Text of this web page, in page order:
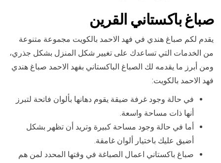
صباغ باكستاني القرين
يقدم لكم صباغ هندي في فهد الاحمد بالكويت مجموعة متنوعة
من الخدمات التي تساعدك على تغيير شكل المنزل بشكل جذري،
ومن أبرز ما يقدمه لك الصباغ الباكستاني بفهد الاحمد صباغ هندي
فهد الاحمد بالكويت:
في حالة وجود غرفة ضيقة يقوم دهانها بألوان فاتحة لتبرز
أنها ذات مساحة واسعة.
أما في حالة وجود مساحة كبيرة وتريد أن تظهر بشكل
أضيق عليك باختيار ألوان غامقة.
صباغ باكستاني اعمال الصباغة في وقتها المحدد لمن هم